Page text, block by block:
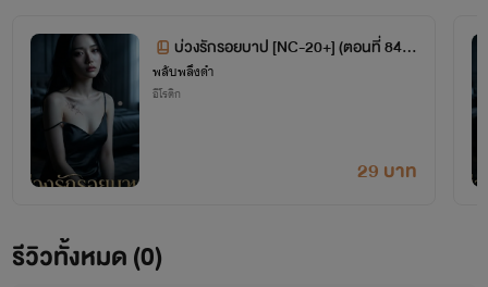
บ่วงรักรอยบาป [NC-20+] (ตอนที่ 84-9
3)
พลับพลึงดำ
อีโรติก
29 บาท
รีวิวทั้งหมด (0)